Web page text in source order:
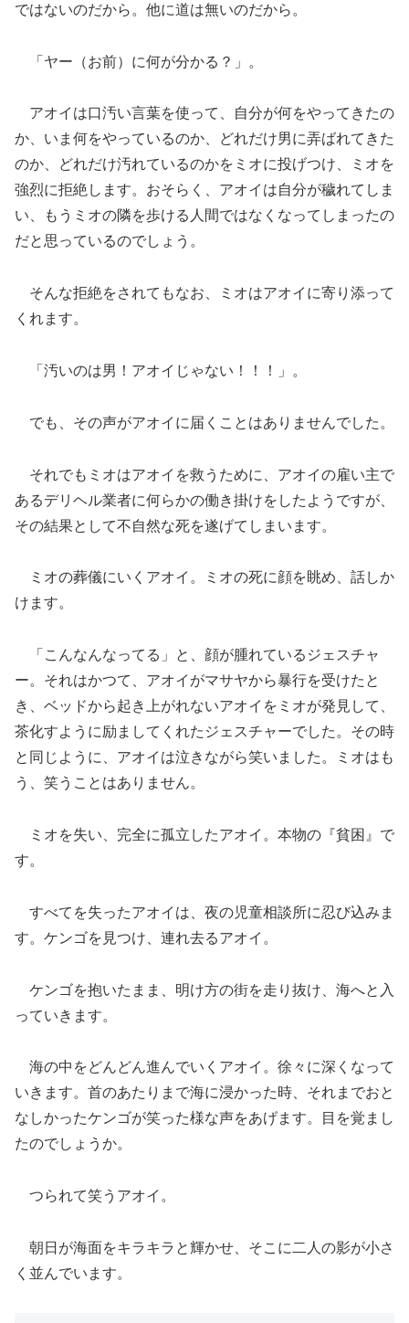
ではないのだから。他に道は無いのだから。
「ヤー（お前）に何が分かる？」。
アオイは口汚い言葉を使って、自分が何をやってきたの
か、いま何をやっているのか、どれだけ男に弄ばれてきた
のか、どれだけ汚れているのかをミオに投げつけ、ミオを
強烈に拒絶します。おそらく、アオイは自分が穢れてしま
い、もうミオの隣を歩ける人間ではなくなってしまったの
だと思っているのでしょう。
そんな拒絶をされてもなお、ミオはアオイに寄り添って
くれます。
「汚いのは男！アオイじゃない！！！」。
でも、その声がアオイに届くことはありませんでした。
それでもミオはアオイを救うために、アオイの雇い主で
あるデリヘル業者に何らかの働き掛けをしたようですが、
その結果として不自然な死を遂げてしまいます。
ミオの葬儀にいくアオイ。ミオの死に顔を眺め、話しか
けます。
「こんなんなってる」と、顔が腫れているジェスチャ
ー。それはかつて、アオイがマサヤから暴行を受けたと
き、ベッドから起き上がれないアオイをミオが発見して、
茶化すように励ましてくれたジェスチャーでした。その時
と同じように、アオイは泣きながら笑いました。ミオはも
う、笑うことはありません。
ミオを失い、完全に孤立したアオイ。本物の『貧困』で
す。
すべてを失ったアオイは、夜の児童相談所に忍び込みま
す。ケンゴを見つけ、連れ去るアオイ。
ケンゴを抱いたまま、明け方の街を走り抜け、海へと入
っていきます。
海の中をどんどん進んでいくアオイ。徐々に深くなって
いきます。首のあたりまで海に浸かった時、それまでおと
なしかったケンゴが笑った様な声をあげます。目を覚まし
たのでしょうか。
つられて笑うアオイ。
朝日が海面をキラキラと輝かせ、そこに二人の影が小さ
く並んでいます。